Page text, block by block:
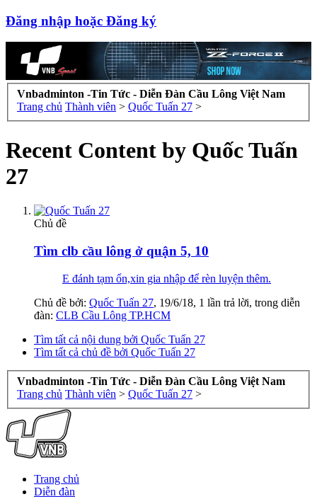
Đăng nhập hoặc Đăng ký
Vnbadminton -Tin Tức - Diễn Đàn Cầu Lông Việt Nam
Trang chủ Thành viên > Quốc Tuấn 27 >
Recent Content by Quốc Tuấn
27
Chủ đề
Tìm clb cầu lông ở quận 5, 10
E đánh tạm ổn,xin gia nhập để rèn luyện thêm.
Chủ đề bởi: Quốc Tuấn 27, 19/6/18, 1 lần trả lời, trong diễn
đàn: CLB Cầu Lông TP.HCM
Tìm tất cả nội dung bởi Quốc Tuấn 27
Tìm tất cả chủ đề bởi Quốc Tuấn 27
Vnbadminton -Tin Tức - Diễn Đàn Cầu Lông Việt Nam
Trang chủ Thành viên > Quốc Tuấn 27 >
Trang chủ
Diễn đàn